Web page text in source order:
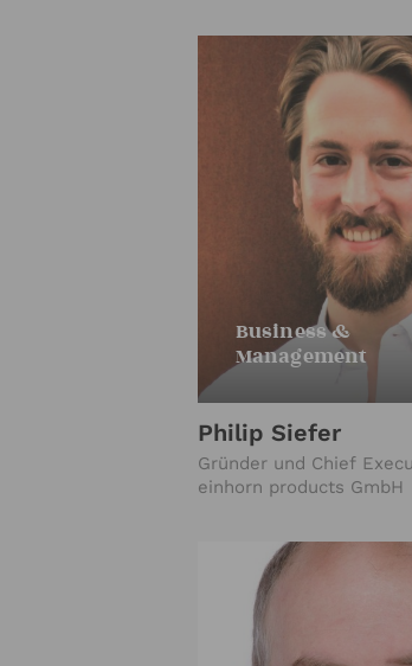
Business &
Management
Philip Siefer
Gründer und Chief
einhorn products GmbH